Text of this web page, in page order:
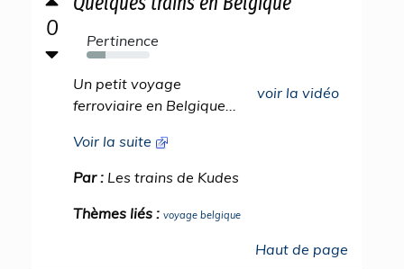
0 Pertinence
30%
voir la vidéo
Un petit voyage
ferroviaire en Belgique...
Voir la suite
Par : Les trains de Kudes
Thèmes liés : voyage belgique
Haut de page